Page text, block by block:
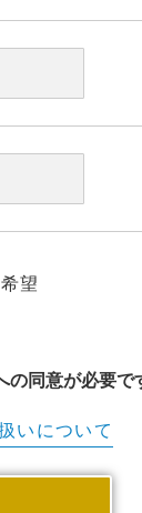
望
同意が必要で
いについて